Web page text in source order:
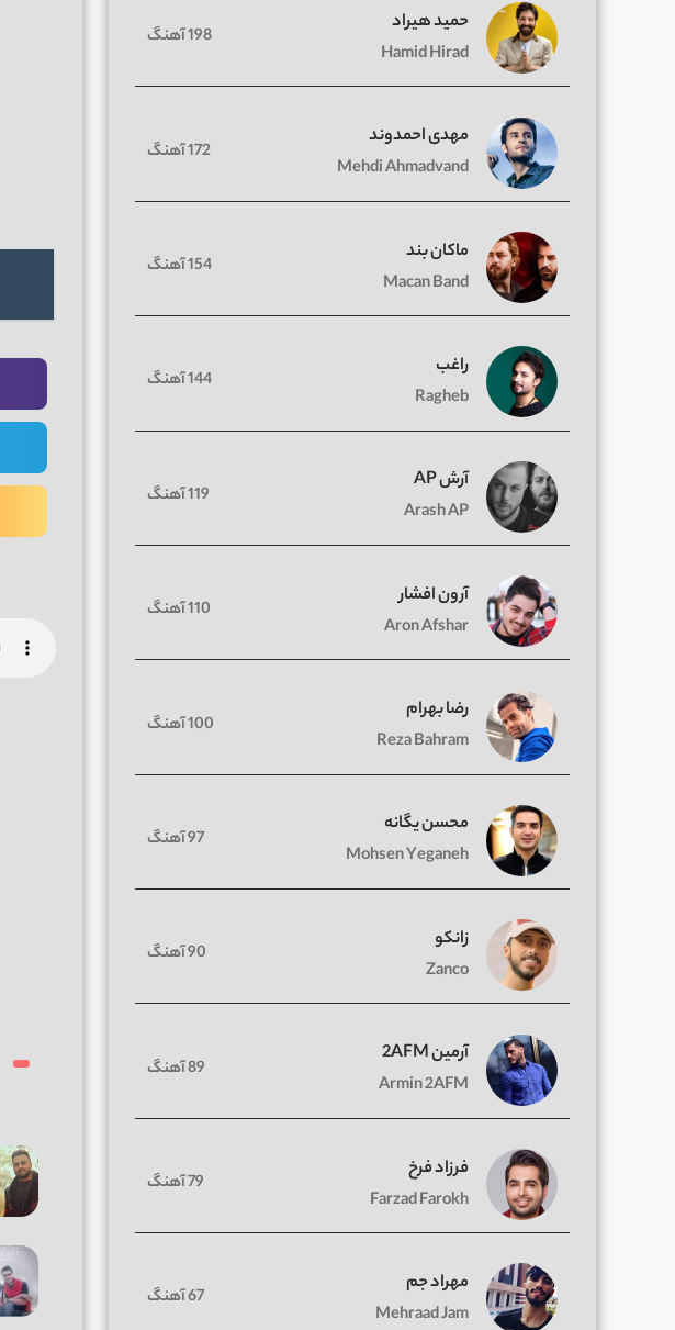
حمید هیراد
Hamid Hirad
198 آهنگ
مهدی احمدوند
Mehdi Ahmadvand
172 آهنگ
ماکان بند
Macan Band
154 آهنگ
راغب
Ragheb
144 آهنگ
آرش AP
Arash AP
119 آهنگ
آرون افشار
Aron Afshar
110 آهنگ
رضا بهرام
Reza Bahram
100 آهنگ
محسن یگانه
Mohsen Yeganeh
97 آهنگ
زانکو
Zanco
90 آهنگ
آرمین 2AFM
Armin 2AFM
89 آهنگ
فرزاد فرخ
Farzad Farokh
79 آهنگ
مهراد جم
Mehraad Jam
67 آهنگ